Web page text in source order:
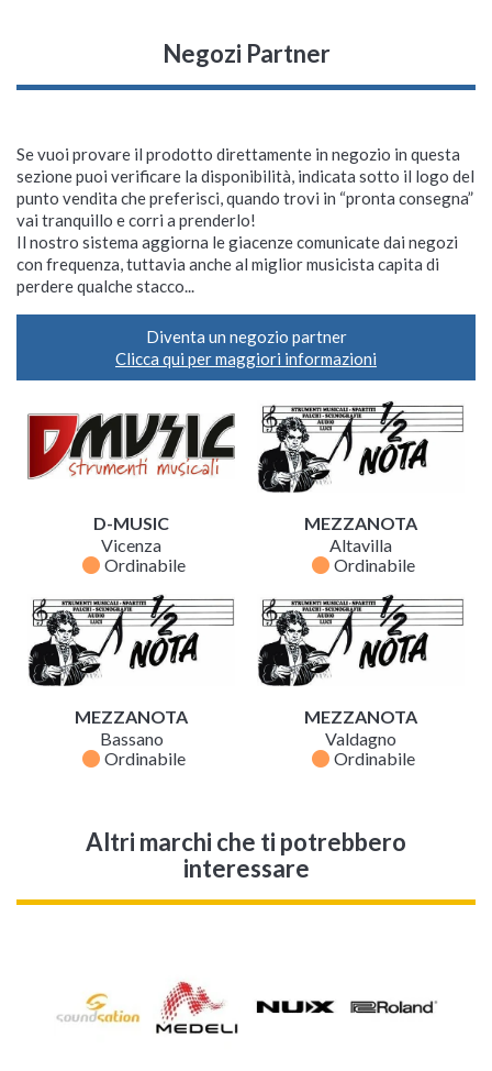
Negozi Partner
Se vuoi provare il prodotto direttamente in negozio in questa
sezione puoi verificare la disponibilità, indicata sotto il logo del
punto vendita che preferisci, quando trovi in “pronta consegna”
vai tranquillo e corri a prenderlo!
Il nostro sistema aggiorna le giacenze comunicate dai negozi
con frequenza, tuttavia anche al miglior musicista capita di
perdere qualche stacco...
Diventa un negozio partner
Clicca qui per maggiori informazioni
D-MUSIC
Vicenza
fiber_manual_record Ordinabile
MEZZANOTA
Altavilla
fiber_manual_record Ordinabile
MEZZANOTA
Bassano
fiber_manual_record Ordinabile
MEZZANOTA
Valdagno
fiber_manual_record Ordinabile
Altri marchi che ti potrebbero
interessare